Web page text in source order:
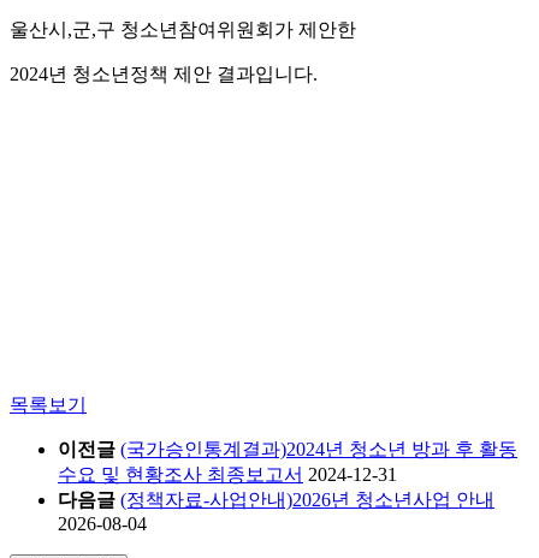
울산시,군,구 청소년참여위원회가 제안한
2024년 청소년정책 제안 결과입니다.
목록보기
이전글 (국가승인통계결과)2024년 청소년 방과 후 활동
수요 및 현황조사 최종보고서 2024-12-31
다음글 (정책자료-사업안내)2026년 청소년사업 안내
2026-08-04